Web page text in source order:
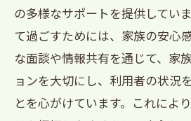
の多様なサポートを提供してい
て過ごすためには、家族の安心
な面談や情報共有を通じて、家
ョンを大切にし、利用者の状況
とを心がけています。これによ